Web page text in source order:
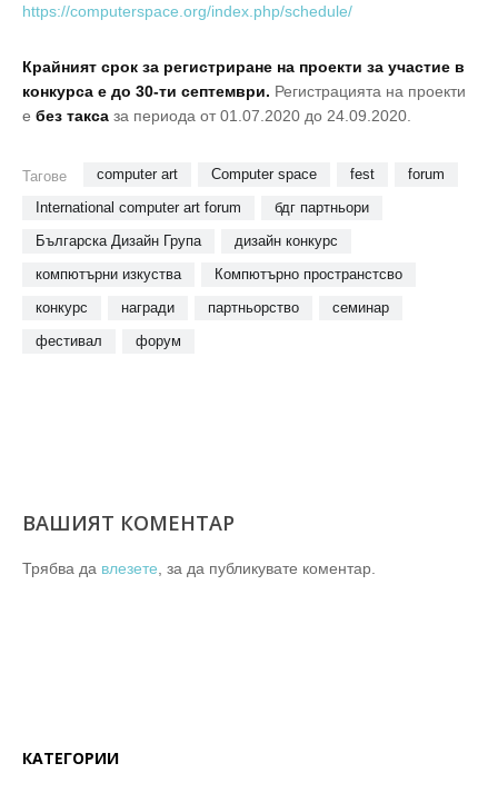
https://computerspace.org/index.php/schedule/
Крайният срок за регистриране на проекти за участие в
конкурса е до 30-ти септември. Регистрацията на проекти
е без такса за периода от 01.07.2020 до 24.09.2020.
Тагове computer art Computer space fest
forum
International computer art forum
бдг партньори
Българска Дизайн Група
дизайн конкурс
компютърни изкуства
Компютърно пространстсво
конкурс
награди партньорство
семинар
фестивал
форум
ВАШИЯТ КОМЕНТАР
Трябва да влезете , за да публикувате коментар.
КАТЕГОРИИ